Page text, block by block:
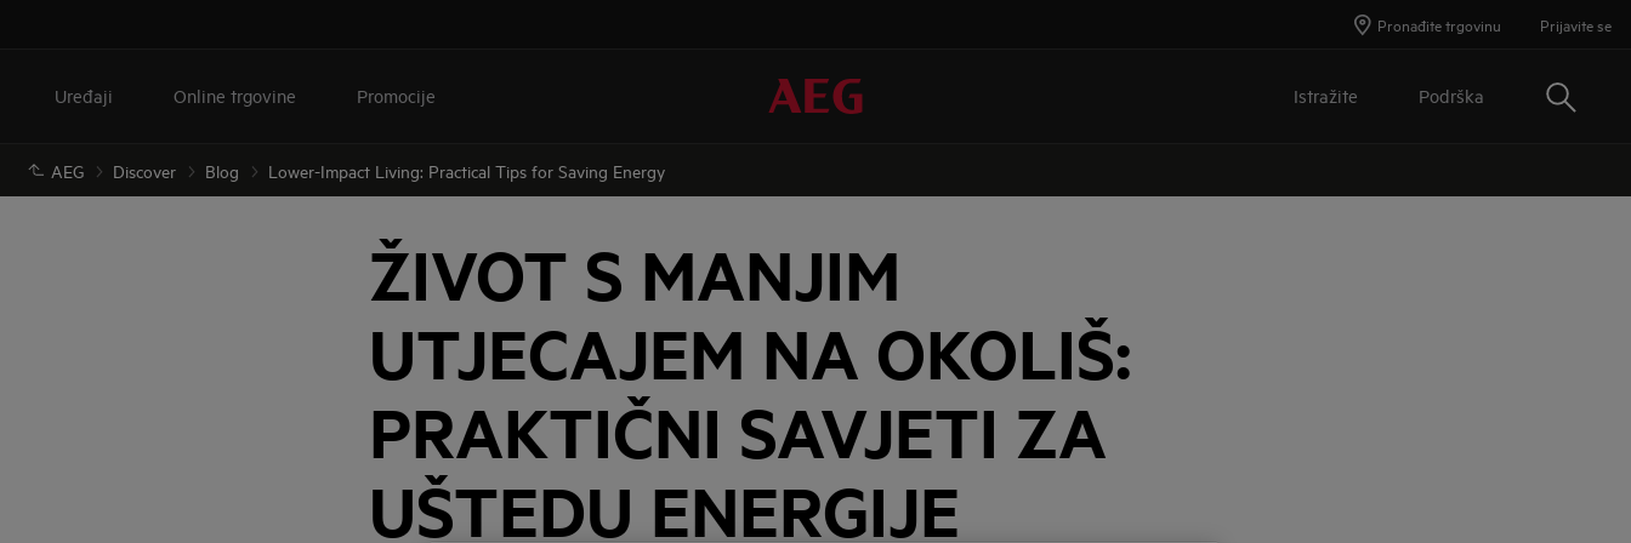
Pronađite trgovinu Prijavite se
Uređaji Online trgovine Promocije Istražite Podrška Traži
AEG Discover Blog Lower-Impact Living: Practical Tips for Saving Energy
ŽIVOT S MANJIM
UTJECAJEM NA OKOLIŠ:
PRAKTIČNI SAVJETI ZA
UŠTEDU ENERGIJE